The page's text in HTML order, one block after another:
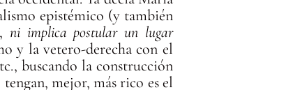
epistémico (y también
ni implica postular un lugar
y la vetero-derecha con el
buscando la construcción
mejor, más rico es el